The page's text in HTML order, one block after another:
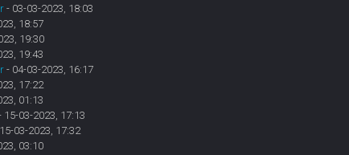
- 03-03-2023, 18:03
18:57
19:30
19:43
- 04-03-2023, 16:17
17:22
01:13
15-03-2023, 17:13
03-2023, 17:32
03:10